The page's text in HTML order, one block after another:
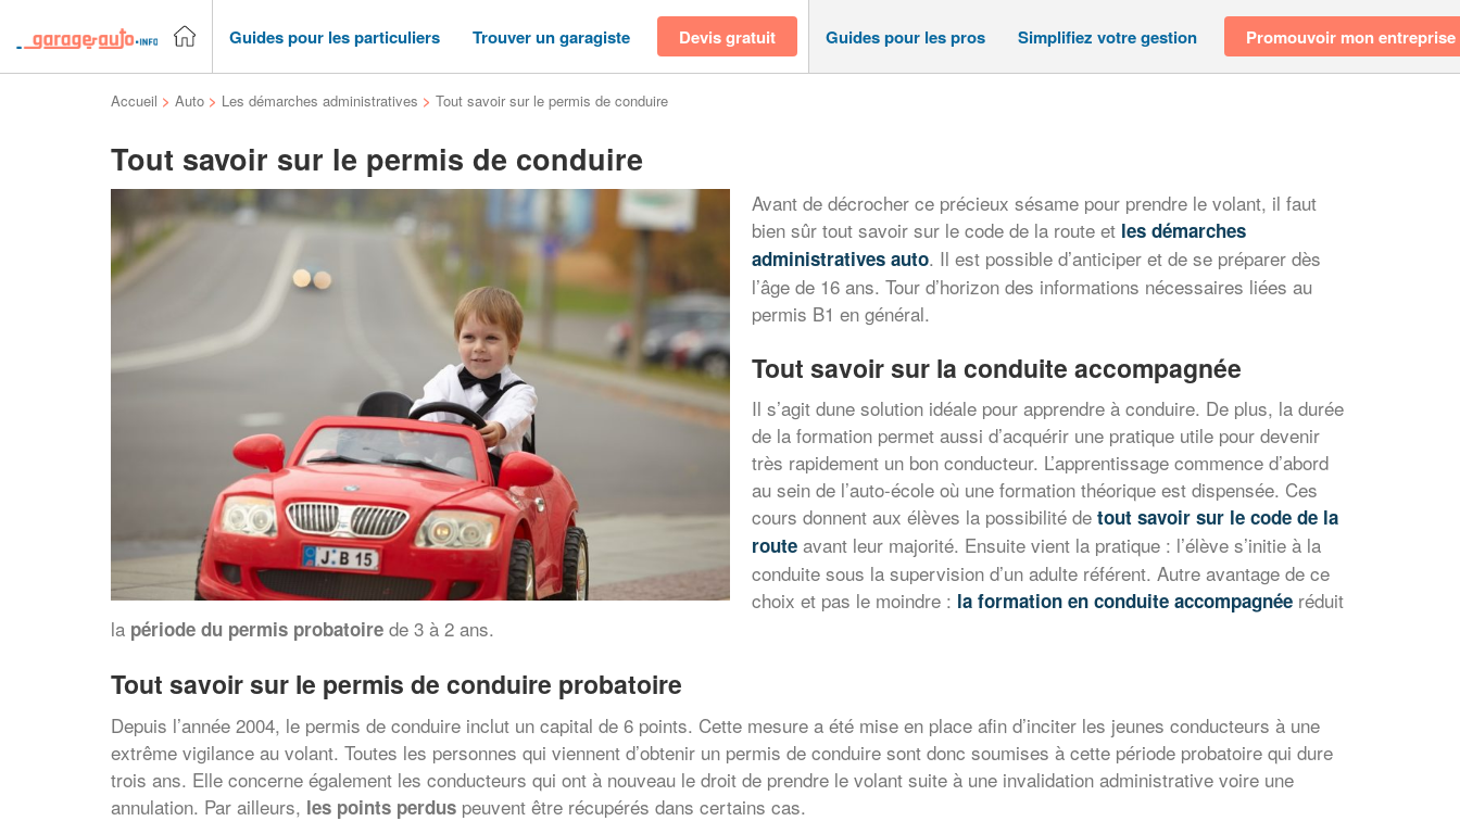
Guides pour les particuliers Trouver un garagiste Devis gratuit Guides pour les pros Simplifiez votre gestion Promouvoir mon entreprise
Accueil > Auto > Les démarches administratives > Tout savoir sur le permis de conduire
Tout savoir sur le permis de conduire
Avant de décrocher ce précieux sésame pour prendre le volant, il faut
bien sûr tout savoir sur le code de la route et les démarches
administratives auto. Il est possible d’anticiper et de se préparer dès
l’âge de 16 ans. Tour d’horizon des informations nécessaires liées au
permis B1 en général.
Tout savoir sur la conduite accompagnée
Il s’agit dune solution idéale pour apprendre à conduire. De plus, la durée
de la formation permet aussi d’acquérir une pratique utile pour devenir
très rapidement un bon conducteur. L’apprentissage commence d’abord
au sein de l’auto-école où une formation théorique est dispensée. Ces
cours donnent aux élèves la possibilité de tout savoir sur le code de la
route avant leur majorité. Ensuite vient la pratique : l’élève s’initie à la
conduite sous la supervision d’un adulte référent. Autre avantage de ce
choix et pas le moindre : la formation en conduite accompagnée réduit
la période du permis probatoire de 3 à 2 ans.
Tout savoir sur le permis de conduire probatoire
Depuis l’année 2004, le permis de conduire inclut un capital de 6 points. Cette mesure a été mise en place afin d’inciter les jeunes conducteurs à une
extrême vigilance au volant. Toutes les personnes qui viennent d’obtenir un permis de conduire sont donc soumises à cette période probatoire qui dure
trois ans. Elle concerne également les conducteurs qui ont à nouveau le droit de prendre le volant suite à une invalidation administrative voire une
annulation. Par ailleurs, les points perdus peuvent être récupérés dans certains cas.